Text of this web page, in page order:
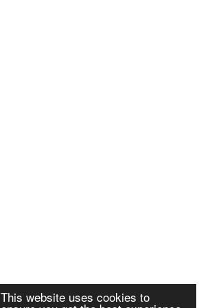
This website uses cookies to